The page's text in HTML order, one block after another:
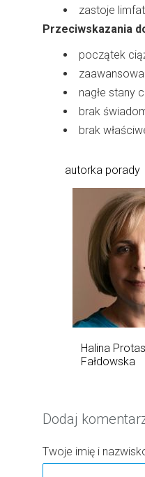
zastoje
Przeciwskazania
początek
nagłe stany
brak
brak
autorka porady
Halina
Fałdowska
Dodaj
Twoje imię i